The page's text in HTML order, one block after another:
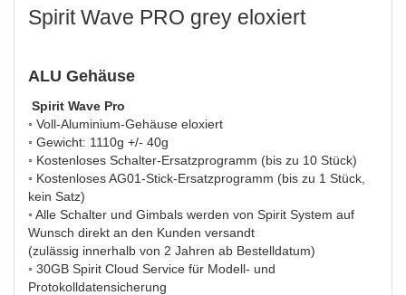
Spirit Wave PRO grey eloxiert
ALU Gehäuse
Spirit Wave Pro
◦ Voll-Aluminium-Gehäuse eloxiert
◦ Gewicht: 1110g +/- 40g
◦ Kostenloses Schalter-Ersatzprogramm (bis zu 10 Stück)
◦ Kostenloses AG01-Stick-Ersatzprogramm (bis zu 1 Stück,
kein Satz)
◦ Alle Schalter und Gimbals werden von Spirit System auf
Wunsch direkt an den Kunden versandt
(zulässig innerhalb von 2 Jahren ab Bestelldatum)
◦ 30GB Spirit Cloud Service für Modell- und
Protokolldatensicherung